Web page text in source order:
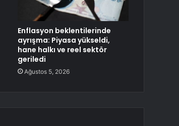
Enflasyon beklentilerinde
ayrışma: Piyasa yükseldi,
hane halkı ve reel sektör
geriledi
Ağustos 5, 2026